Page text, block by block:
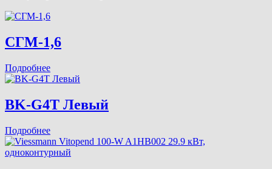
СГМ-1,6
Подробнее
BK-G4T Левый
Подробнее